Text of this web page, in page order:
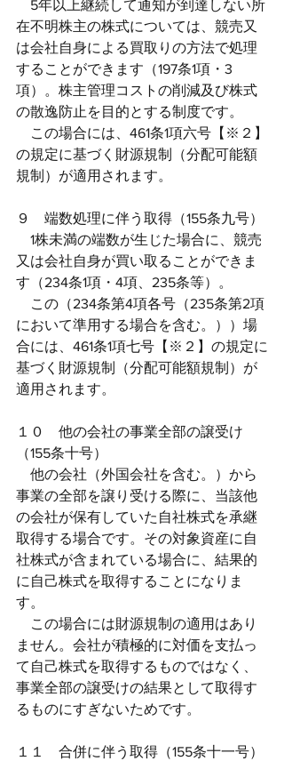
5年以上継続して通知が到達しない所
在不明株主の株式については、競売又
は会社自身による買取りの方法で処理
することができます（197条1項・3
項）。株主管理コストの削減及び株式
の散逸防止を目的とする制度です。
この場合には、461条1項六号【※２】
の規定に基づく財源規制（分配可能額
規制）が適用されます。
９　端数処理に伴う取得（155条九号）
1株未満の端数が生じた場合に、競売
又は会社自身が買い取ることができま
す（234条1項・4項、235条等）。
この（234条第4項各号（235条第2項
において準用する場合を含む。））場
合には、461条1項七号【※２】の規定に
基づく財源規制（分配可能額規制）が
適用されます。
１０　他の会社の事業全部の譲受け
（155条十号）
他の会社（外国会社を含む。）から
事業の全部を譲り受ける際に、当該他
の会社が保有していた自社株式を承継
取得する場合です。その対象資産に自
社株式が含まれている場合に、結果的
に自己株式を取得することになりま
す。
この場合には財源規制の適用はあり
ません。会社が積極的に対価を支払っ
て自己株式を取得するものではなく、
事業全部の譲受けの結果として取得す
るものにすぎないためです。
１１　合併に伴う取得（155条十一号）